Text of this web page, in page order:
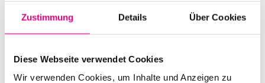
Zustimmung Details Über Cookies
Diese Webseite verwendet Cookies
Wir verwenden Cookies, um Inhalte und Anzeigen zu